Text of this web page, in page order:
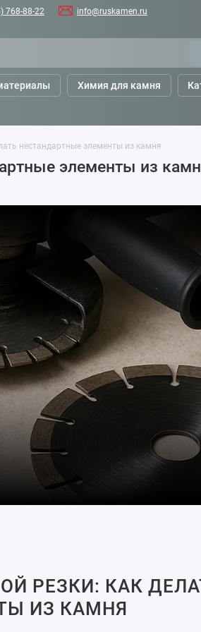
768-88-22 info@ruskamen.ru
Химия для камня
нестандартные элементы из камня
элементы из
РЕЗКИ: КАК
ИЗ КАМНЯ